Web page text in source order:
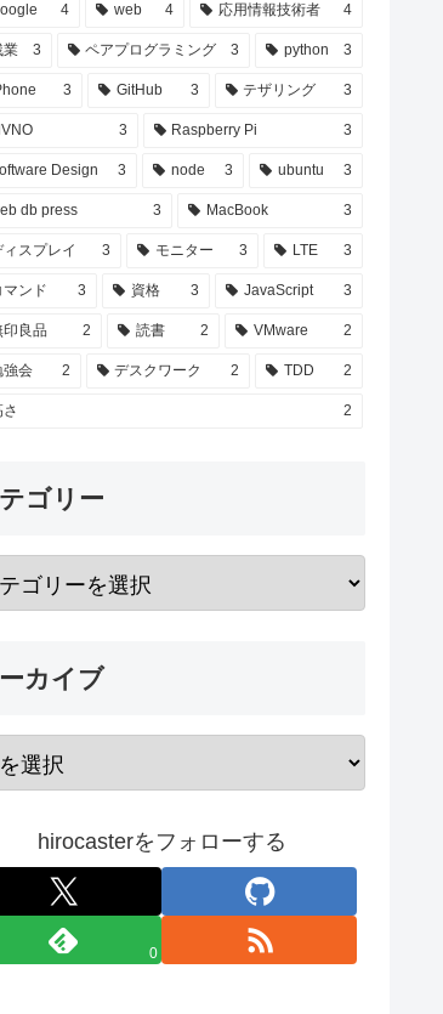
4 web 4 応用情報技術者 4
業 3 ペアプログラミング 3 python 3
3 GitHub 3 テザリング 3
3 Raspberry Pi 3
Design 3 node 3 ubuntu 3
db press 3 MacBook 3
ィスプレイ 3 モニター 3 LTE 3
マンド 3 資格 3 JavaScript 3
印良品 2 読書 2 VMware 2
強会 2 デスクワーク 2 TDD 2
2
ゴリー
カイブ
hirocasterをフォローする
0